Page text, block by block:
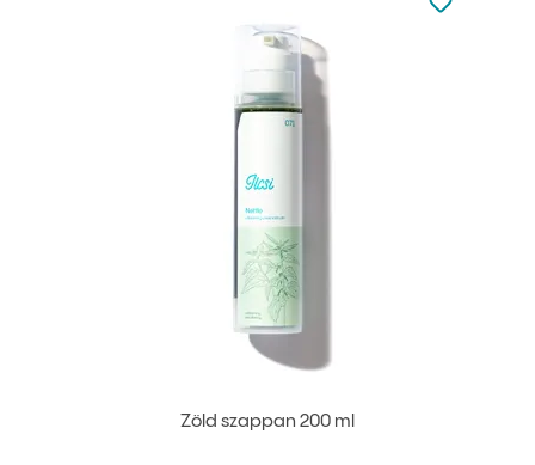
Zöld szappan 200 ml
Hozzáadás